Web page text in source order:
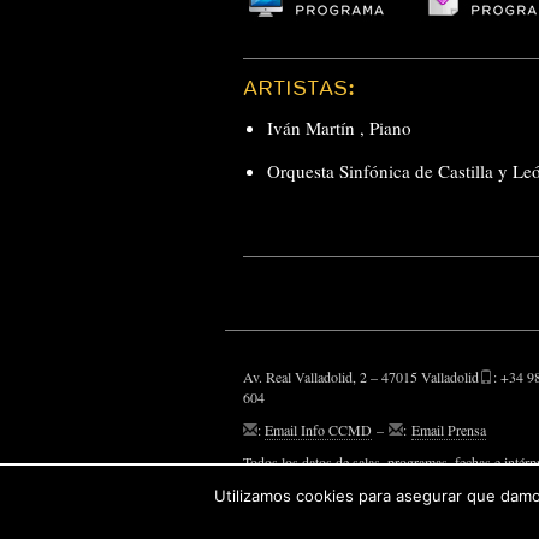
ARTISTAS:
Iván Martín , Piano
Orquesta Sinfónica de Castilla y
Av. Real Valladolid, 2 – 47015 Valladolid
: +34
604
:Email Info CCMD – : Email Prensa
Todos los datos de salas, programas, fechas e
Utilizamos cookies para asegurar que